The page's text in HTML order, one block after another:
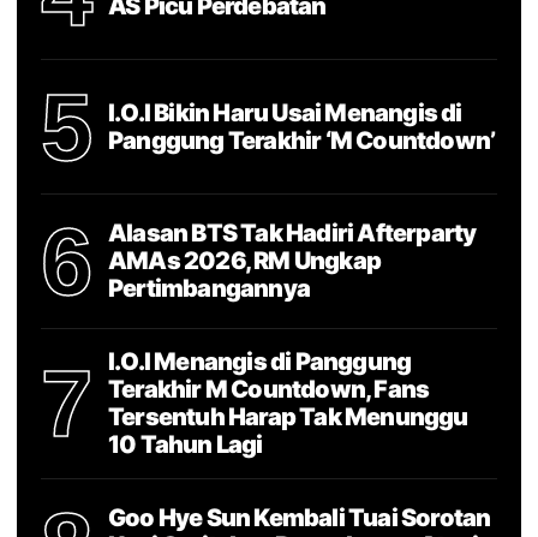
AS Picu Perdebatan
5
I.O.I Bikin Haru Usai Menangis di
Panggung Terakhir ‘M Countdown’
6
Alasan BTS Tak Hadiri Afterparty
AMAs 2026, RM Ungkap
Pertimbangannya
7
I.O.I Menangis di Panggung
Terakhir M Countdown, Fans
Tersentuh Harap Tak Menunggu
10 Tahun Lagi
Goo Hye Sun Kembali Tuai Sorotan